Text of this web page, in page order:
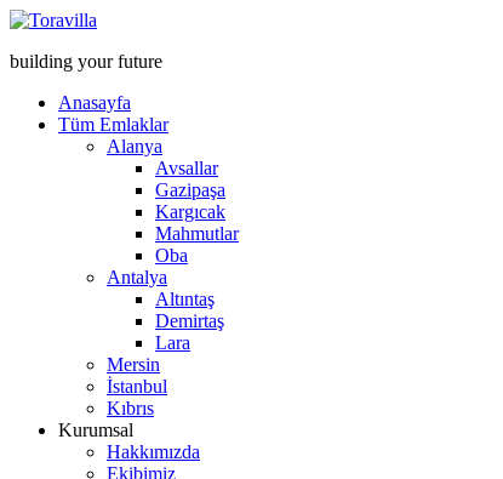
building your future
Anasayfa
Tüm Emlaklar
Alanya
Avsallar
Gazipaşa
Kargıcak
Mahmutlar
Oba
Antalya
Altıntaş
Demirtaş
Lara
Mersin
İstanbul
Kıbrıs
Kurumsal
Hakkımızda
Ekibimiz